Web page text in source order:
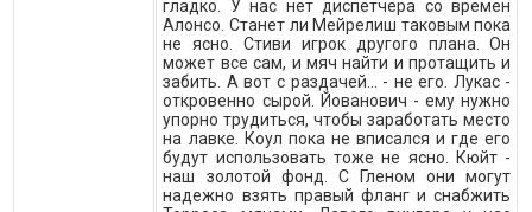
гладко. У нас нет диспетчера со времен
Алонсо. Станет ли Мейрелиш таковым пока
не ясно. Стиви игрок другого плана. Он
может все сам, и мяч найти и протащить и
забить. А вот с раздачей... - не его. Лукас -
откровенно сырой. Йованович - ему нужно
упорно трудиться, чтобы заработать место
на лавке. Коул пока не вписался и где его
будут использовать тоже не ясно. Кюйт -
наш золотой фонд. С Гленом они могут
надежно взять правый фланг и снабжить